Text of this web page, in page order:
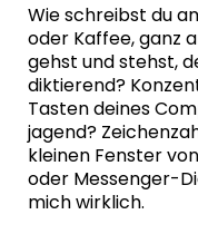
Wie schreibst du
oder Kaffee, ganz
gehst und stehst,
diktierend?
Tasten deines
jagend?
kleinen Fenster
oder Messenger-
mich wirklich.